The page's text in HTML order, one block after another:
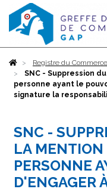
AccueilRegistre du Commerce
SNC - Suppression
personne ayant le
signature la
SNC -
LA MENTION
PERSONNE
D'ENGAGER